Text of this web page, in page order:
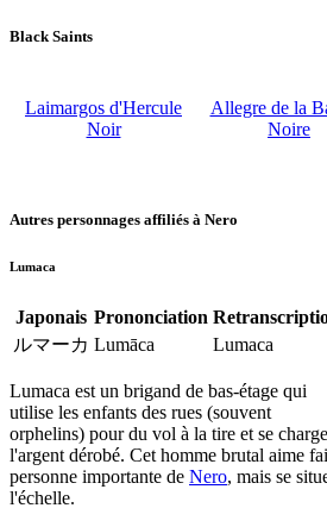
Black Saints
Laimargos d'Hercule
Noir
Allegre de la
Noire
Autres personnages affiliés à Nero
Lumaca
Japonais Prononciation
ルマーカ Lumāca Lumaca
Lumaca est un brigand de bas-étage qui
utilise les enfants des rues (souvent
orphelins) pour du vol à la tire et se
l'argent dérobé. Cet homme brutal aime
personne importante de Nero, mais se
l'échelle.